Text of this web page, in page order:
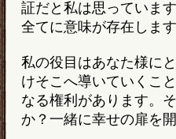
証だと私は思っていま
全てに意味が存在します
私の役目はあなた様に
けそこへ導いていくこ
なる権利があります。
か？一緒に幸せの扉を